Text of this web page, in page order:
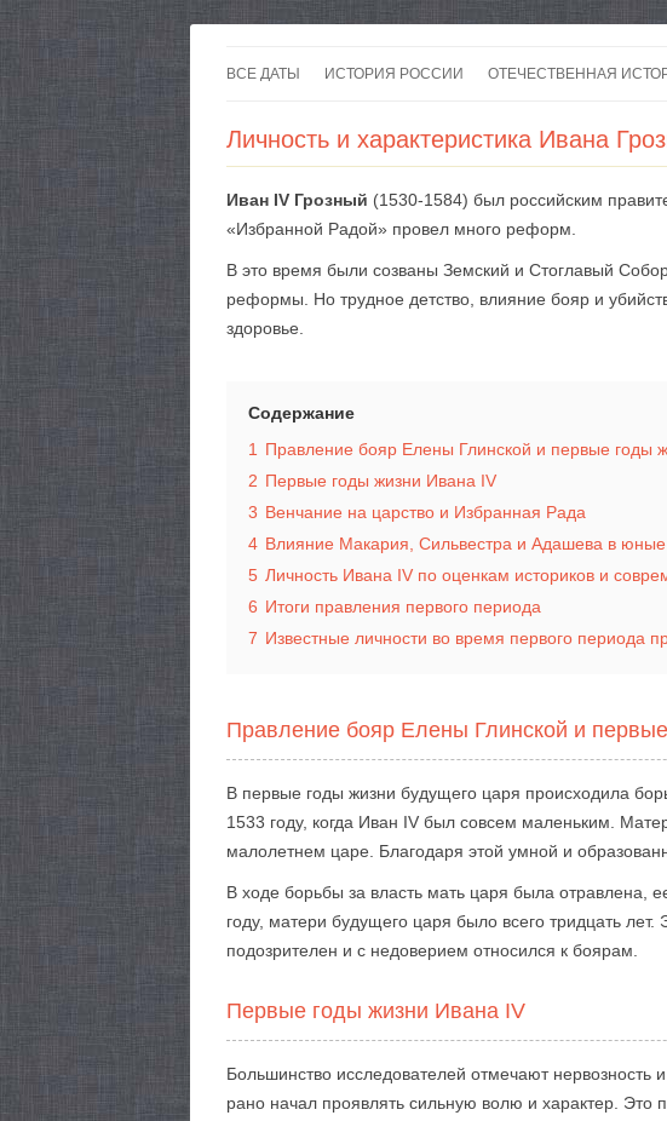
ВСЕ ДАТЫ ИСТОРИЯ РОССИИ ОТЕЧЕСТВЕННАЯ
Личность и характеристика Ивана
Иван IV Грозный (1530-1584) был российским
«Избранной Радой» провел много реформ.
В это время были созваны Земский и Стоглавый
реформы. Но трудное детство, влияние бояр и
здоровье.
Содержание
1
Правление бояр Елены Глинской и первые годы
2 Первые годы жизни Ивана IV
3 Венчание на царство и Избранная Рада
4 Влияние Макария, Сильвестра и Адашева в
5 Личность Ивана IV по оценкам историков и
6 Итоги правления первого периода
7 Известные личности во время первого периода
Правление бояр Елены Глинской и
В первые годы жизни будущего царя происходила
1533 году, когда Иван IV был совсем маленьким.
малолетнем царе. Благодаря этой умной и
В ходе борьбы за власть мать царя была отравлена,
году, матери будущего царя было всего тридцать
подозрителен и с недоверием относился к боярам.
Первые годы жизни Ивана IV
Большинство исследователей отмечают нервозность
рано начал проявлять сильную волю и характер. Это